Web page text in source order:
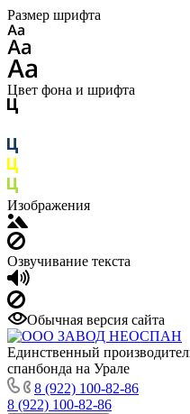
Размер шрифта
Цвет фона и шрифта
Изображения
Озвучивание текста
Обычная версия сайта
Единственный
спанбонда на Урале
8 (922) 100-82-86
8 (922) 100-82-86